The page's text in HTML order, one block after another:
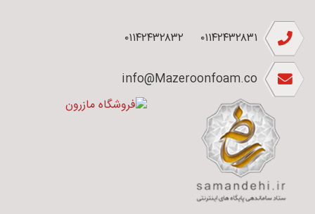
۰۱۱۴۲۴۳۲۸۳۱ ۰۱۱۴۲۴۳۲۸۳۲
info@Mazeroonfoam.co